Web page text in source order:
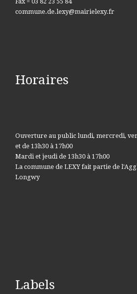
commune.de.lexy@mairielexy.fr
Horaires
Ouverture au public lundi, mercredi,
et de 13h30 à 17h00
Mardi et jeudi de 13h30 à 17h00
La commune de LEXY fait partie de
Longwy
Labels